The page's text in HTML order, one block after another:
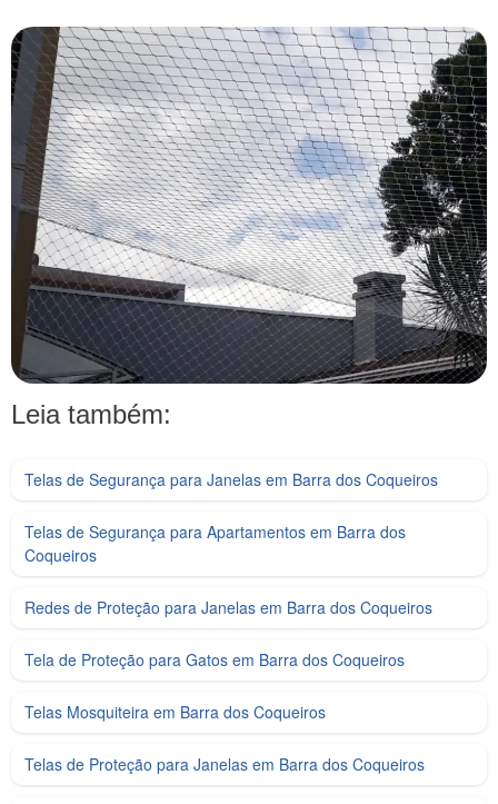
Leia também:
Telas de Segurança para Janelas em Barra dos Coqueiros
Telas de Segurança para Apartamentos em Barra dos
Coqueiros
Redes de Proteção para Janelas em Barra dos Coqueiros
Tela de Proteção para Gatos em Barra dos Coqueiros
Telas Mosquiteira em Barra dos Coqueiros
Telas de Proteção para Janelas em Barra dos Coqueiros